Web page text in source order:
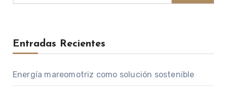
Entradas Recientes
Energía mareomotriz como solución sostenible